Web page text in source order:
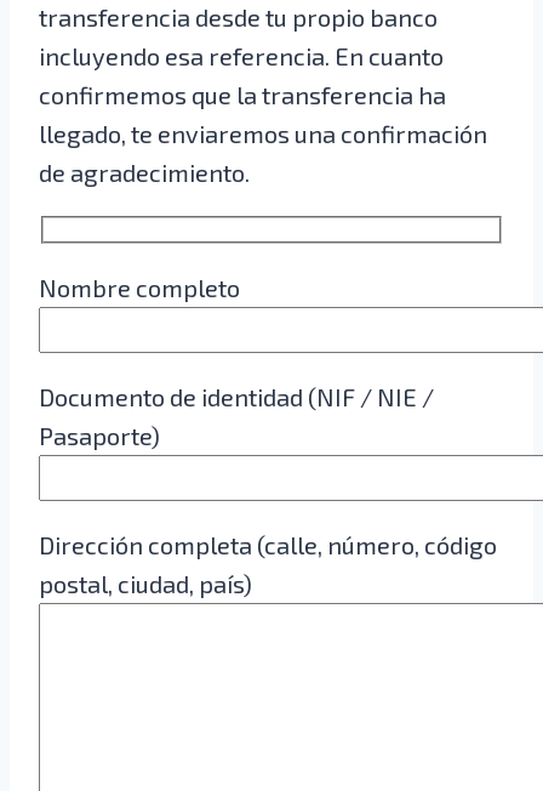
transferencia desde tu propio banco
incluyendo esa referencia. En cuanto
confirmemos que la transferencia ha
llegado, te enviaremos una confirmación
de agradecimiento.
Nombre completo
Documento de identidad (NIF / NIE /
Pasaporte)
Dirección completa (calle, número, código
postal, ciudad, país)